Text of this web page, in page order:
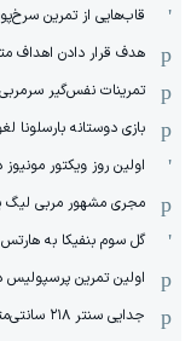
قاب‌هایی از تمرین
هدف قرار دادن اهداف
‏تمرینات نفس‌گیر
بازی دوستانه بارسلونا
اولین روز ویکتور
مجری مشهور مربی
گل سوم بنفیکا به
اولین تمرین پرسپولیس
جدایی سنتر ۲۱۸ سانتی‌متری از استقلال